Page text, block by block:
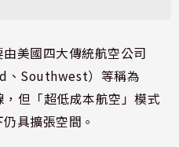
美國四大傳統航空公司
、Southwest）等稱為
但「超低成本航空」模式
具擴張空間。